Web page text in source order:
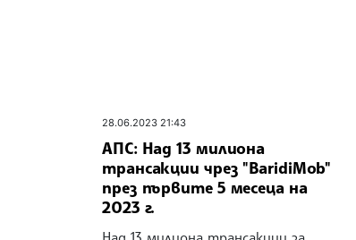
28.06.2023 21:43
АПС: Над 13 милиона
трансакции чрез "BaridiMob"
през първите 5 месеца на
2023 г.